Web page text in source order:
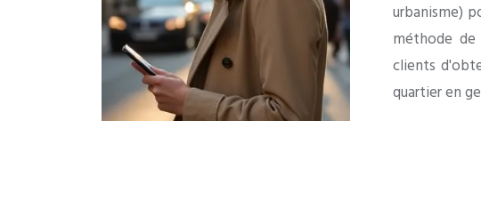
urbanisme)
méthode
clients
quartier en